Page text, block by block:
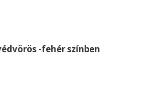
-fehér színben